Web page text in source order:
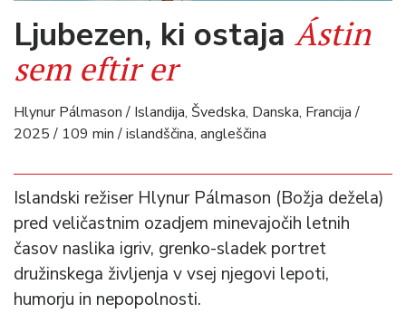
Ljubezen, ki ostaja Ástin
sem eftir er
Hlynur Pálmason / Islandija, Švedska, Danska, Francija /
2025 / 109 min / islandščina, angleščina
Islandski režiser Hlynur Pálmason (Božja dežela)
pred veličastnim ozadjem minevajočih letnih
časov naslika igriv, grenko-sladek portret
družinskega življenja v vsej njegovi lepoti,
humorju in nepopolnosti.